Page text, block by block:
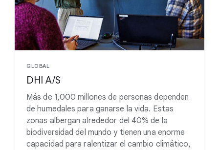
GLOBAL
DHI A/S
Más de 1,000 millones de personas dependen
de humedales para ganarse la vida. Estas
zonas albergan alrededor del 40% de la
biodiversidad del mundo y tienen una enorme
capacidad para ralentizar el cambio climático,